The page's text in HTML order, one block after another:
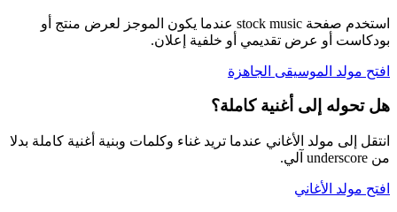
استخدم صفحة stock music عندما يكون الموجز لعرض منتج أو
بودكاست أو عرض تقديمي أو خلفية إعلان.
افتح مولد الموسيقى الجاهزة
هل تحوله إلى أغنية كاملة؟
انتقل إلى مولد الأغاني عندما تريد غناء وكلمات وبنية أغنية كاملة بدلا
من underscore آلي.
افتح مولد الأغاني